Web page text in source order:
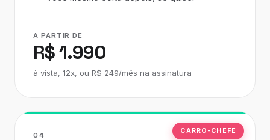
A PARTIR DE
R$ 1.990
à vista, 12x, ou R$ 249/mês na assinatura
CARRO-CHEFE
04